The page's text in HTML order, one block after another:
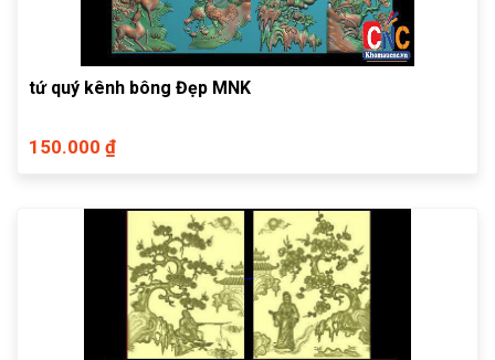
tứ quý kênh bông Đẹp MNK
150.000 ₫